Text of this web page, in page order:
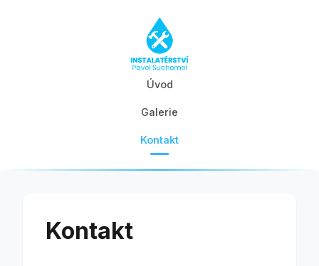
Úvod
Galerie
Kontakt
Kontakt